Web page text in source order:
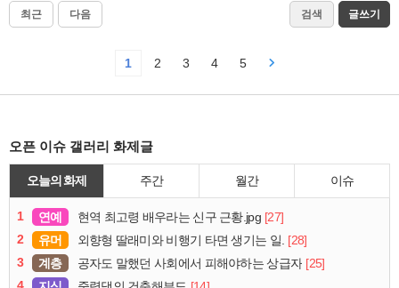
최근 다음 검색 글쓰기
1 2 3 4 5
오픈 이슈 갤러리 화제글
오늘의 화제 주간 월간 이슈
1 연예 현역 최고령 배우라는 신구 근황.jpg [27]
2
유머 외향형 딸래미와 비행기 타면 생기는 일. [28]
3
계층 공자도 말했던 사회에서 피해야하는 상급자 [25]